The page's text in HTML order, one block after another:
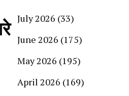
July 2026 (33)
June 2026 (175)
May 2026 (195)
April 2026 (169)